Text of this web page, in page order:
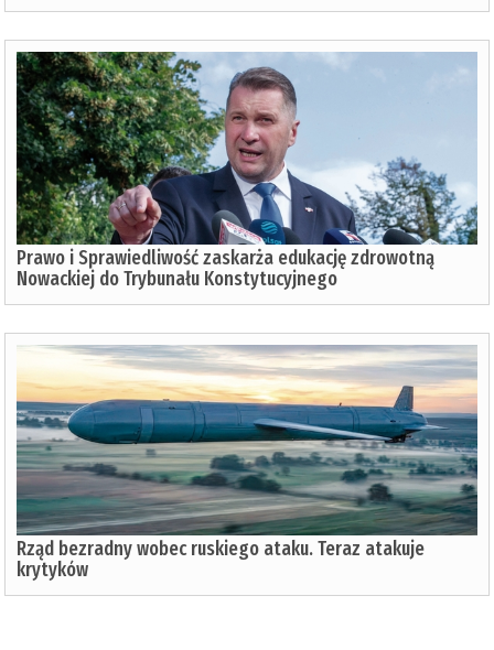
Prawo i Sprawiedliwość zaskarża edukację zdrowotną
Nowackiej do Trybunału Konstytucyjnego
Rząd bezradny wobec ruskiego ataku. Teraz atakuje
krytyków